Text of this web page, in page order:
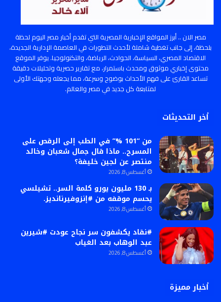
مصر الان .. أبرز المواقع الإخبارية المصرية التي تقدم أخبار مصر اليوم لحظة
بلحظة، إلى جانب تغطية شاملة لأحدث التطورات في العاصمة الإدارية الجديدة،
الاقتصاد المصري، السياسة، الحوادث، الرياضة، والتكنولوجيا. يوفر الموقع
محتوى إخباري موثوق ومحدث باستمرار، مع تقارير حصرية وتحليلات دقيقة
تساعد القارئ على فهم الأحداث بوضوح وسرعة، مما يجعله وجهتك الأولى
لمتابعة كل جديد في مصر والعالم.
أخر التحديثات
من “101 %” في الطب إلى الرقص على
المسرح.. ماذا قال جمال شعبان وخالد
منتصر عن لجين خليفة؟
أغسطس 8, 2026
بـ 130 مليون يورو كلمة السر.. تشيلسي
يحسم موقفه من #إنزوفيرنانديز.
أغسطس 8, 2026
#نقاد يكشفون سر نجاح عودت #شيرين
عبد الوهاب بعد الغياب
أغسطس 8, 2026
أخبار مميزة